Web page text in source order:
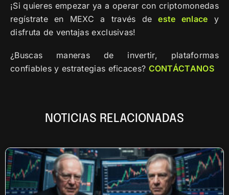
¡Si quieres empezar ya a operar con criptomonedas
regístrate en MEXC a través deeste enlace y
disfruta de ventajas exclusivas!
¿Buscas maneras de invertir, plataformas
confiables y estrategias eficaces? CONTÁCTANOS
NOTICIAS RELACIONADAS